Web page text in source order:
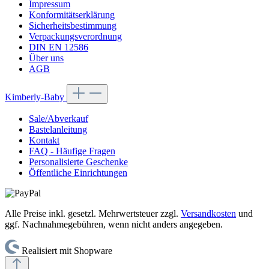
Impressum
Konformitätserklärung
Sicherheitsbestimmung
Verpackungsverordnung
DIN EN 12586
Über uns
AGB
Kimberly-Baby
Sale/Abverkauf
Bastelanleitung
Kontakt
FAQ - Häufige Fragen
Personalisierte Geschenke
Öffentliche Einrichtungen
Alle Preise inkl. gesetzl. Mehrwertsteuer zzgl. Versandkosten und
ggf. Nachnahmegebühren, wenn nicht anders angegeben.
Realisiert mit Shopware